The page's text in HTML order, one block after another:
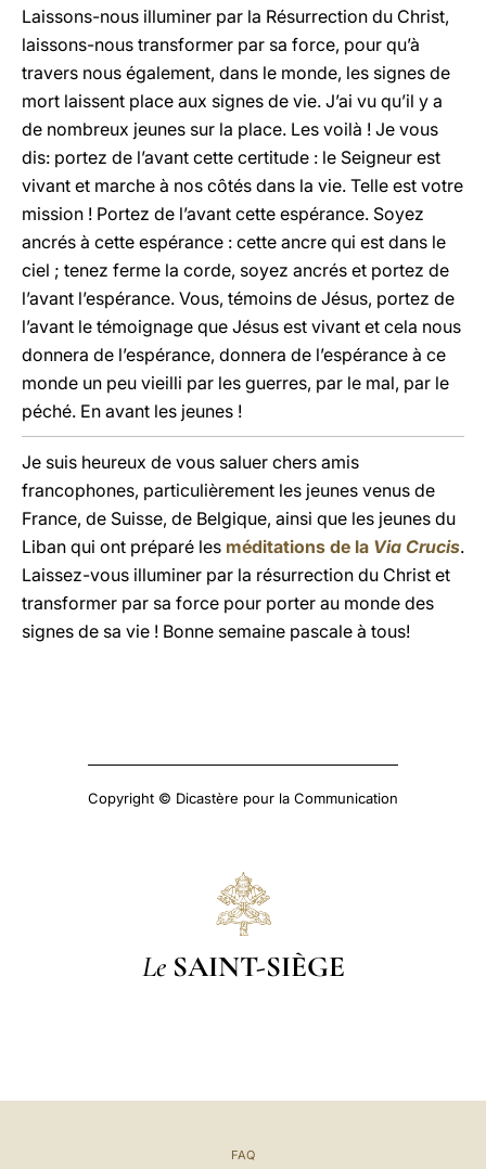
Laissons-nous illuminer par la Résurrection du Christ,
laissons-nous transformer par sa force, pour qu’à
travers nous également, dans le monde, les signes de
mort laissent place aux signes de vie. J’ai vu qu’il y a
de nombreux jeunes sur la place. Les voilà ! Je vous
dis: portez de l’avant cette certitude : le Seigneur est
vivant et marche à nos côtés dans la vie. Telle est votre
mission ! Portez de l’avant cette espérance. Soyez
ancrés à cette espérance : cette ancre qui est dans le
ciel ; tenez ferme la corde, soyez ancrés et portez de
l’avant l’espérance. Vous, témoins de Jésus, portez de
l’avant le témoignage que Jésus est vivant et cela nous
donnera de l’espérance, donnera de l’espérance à ce
monde un peu vieilli par les guerres, par le mal, par le
péché. En avant les jeunes !
Je suis heureux de vous saluer chers amis
francophones, particulièrement les jeunes venus de
France, de Suisse, de Belgique, ainsi que les jeunes du
Liban qui ont préparé les méditations de la Via Crucis.
Laissez-vous illuminer par la résurrection du Christ et
transformer par sa force pour porter au monde des
signes de sa vie ! Bonne semaine pascale à tous!
Copyright © Dicastère pour la Communication
Le SAINT-SIÈGE
FAQ